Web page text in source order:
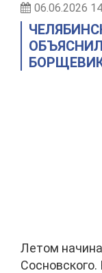
06.06.2026
Летом